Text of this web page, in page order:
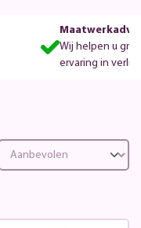
Wij helpen u
ervaring in